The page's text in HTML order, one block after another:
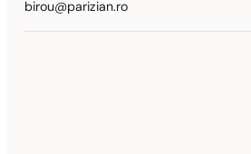
birou@parizian.ro